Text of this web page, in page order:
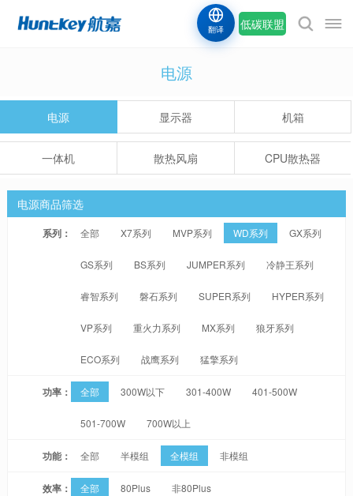
低碳联盟
翻译
电源
电源 显示器 机箱
一体机 散热风扇 CPU散热器
电源商品筛选
系列： 全部 X7系列 MVP系列 WD系列 GX系列
GS系列 BS系列 JUMPER系列 冷静王系列
睿智系列 磐石系列 SUPER系列 HYPER系列
VP系列 重火力系列 MX系列 狼牙系列
ECO系列 战鹰系列 猛擎系列
功率： 全部 300W以下 301-400W 401-500W
501-700W 700W以上
功能： 全部 半模组 全模组 非模组
效率： 全部 80Plus 非80Plus